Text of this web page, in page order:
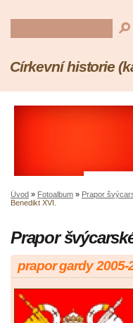
Církevní historie
Úvod » Fotoalbum » Prapor
Benedikt XVI.
Prapor
prapor gardy 2005-